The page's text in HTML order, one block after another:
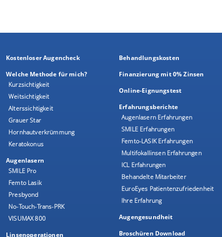
Kostenloser Augencheck
Welche Methode für mich?
Kurzsichtigkeit
Weitsichtigkeit
Alterssichtigkeit
Grauer Star
Hornhautverkrümmung
Keratokonus
Augenlasern
SMILE Pro
Femto Lasik
Presbyond
No-Touch-Trans-PRK
VISUMAX 800
Linsenoperationen
Behandlungskosten
Finanzierung mit 0% Zinsen
Online-Eignungstest
Erfahrungsberichte
Augenlasern Erfahrungen
SMILE Erfahrungen
Femto-LASIK Erfahrungen
Multifokallinsen Erfahrungen
ICL Erfahrungen
Behandelte Mitarbeiter
EuroEyes Patientenzufriedenheit
Ihre Erfahrung
Augengesundheit
Broschüren Download